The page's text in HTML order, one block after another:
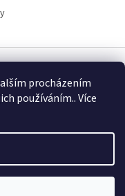
procházením
používáním.. Více